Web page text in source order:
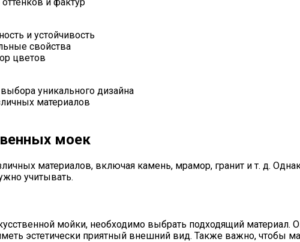
и фактур
и устойчивость
свойства
цветов
уникального дизайна
материалов
моек
материалов, включая камень, мрамор, гранит и т. д.
учитывать.
мойки, необходимо выбрать подходящий
эстетически приятный внешний вид. Также важно, чтобы